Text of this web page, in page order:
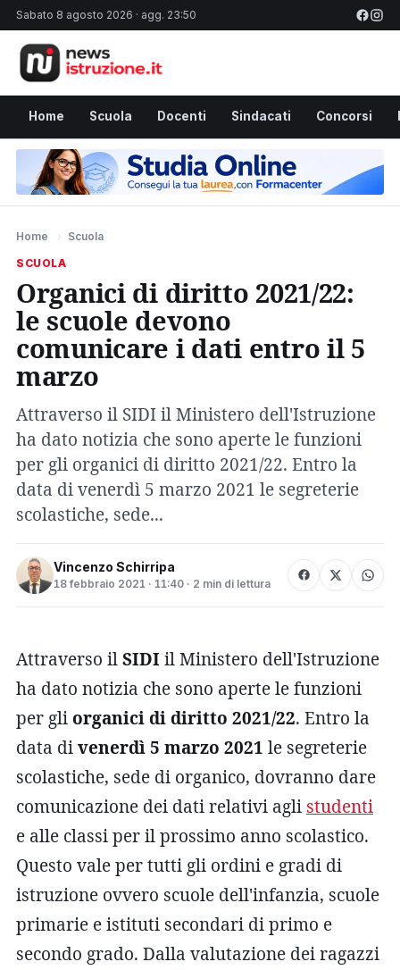
Sabato 8 agosto 2026 · agg. 23:50
Home Scuola Docenti Sindacati Concorsi
Home › Scuola
SCUOLA
Organici di diritto 2021/22:
le scuole devono
comunicare i dati entro il 5
marzo
Attraverso il SIDI il Ministero dell'Istruzione
ha dato notizia che sono aperte le funzioni
per gli organici di diritto 2021/22. Entro la
data di venerdì 5 marzo 2021 le segreterie
scolastiche, sede...
Vincenzo Schirripa
18 febbraio 2021 · 11:40 · 2 min di lettura
Attraverso ilSIDI il Ministero dell'Istruzione
ha dato notizia che sono aperte le funzioni
per gli organici di diritto 2021/22. Entro la
data divenerdì 5 marzo 2021 le segreterie
scolastiche, sede di organico, dovranno dare
comunicazione dei dati relativi agli studenti
e alle classi per il prossimo anno scolastico.
Questo vale per tutti gli ordini e gradi di
istruzione ovvero scuole dell'infanzia, scuole
primarie e istituti secondari di primo e
secondo grado. Dalla valutazione dei ragazzi